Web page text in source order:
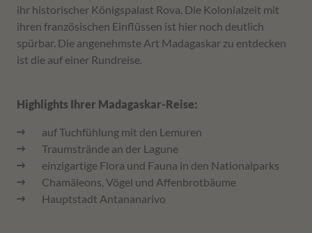
ihr historischer Königspalast Rova. Die Kolonialzeit mit
ihren französischen Einflüssen ist hier noch deutlich
spürbar. Die angenehmste Art Madagaskar zu entdecken
ist die auf einer Rundreise.
Highlights Ihrer Madagaskar-Reise:
auf Tuchfühlung mit den Lemuren
Traumstrände an der Lagune
einzigartige Flora und Fauna in den Nationalparks
Chamäleons, Vögel und Affenbrotbäume
Hauptstadt Antananarivo